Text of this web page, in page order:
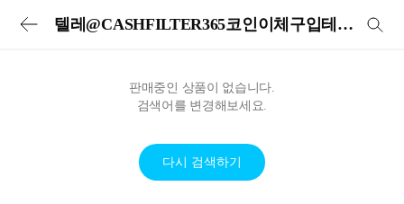
텔레@CASHFILTER365코인이체구입테더돈세탁코인이체구입테더돈세탁
판매중인 상품이 없습니다.
검색어를 변경해보세요.
다시 검색하기